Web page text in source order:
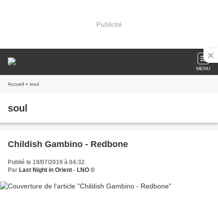
Publicité
MENU
Accueil » soul
soul
Childish Gambino - Redbone
Publié le 19/07/2019 à 04:32
Par Last Night in Orient - LNO ©